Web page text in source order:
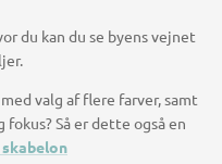
du kan du se byens vejnet
valg af flere farver, samt
Så er dette også en